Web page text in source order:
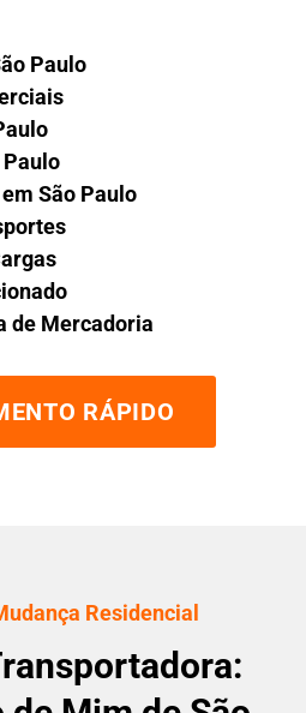
Paulo
São Paulo
de Mercadoria
RÁPIDO
Residencial